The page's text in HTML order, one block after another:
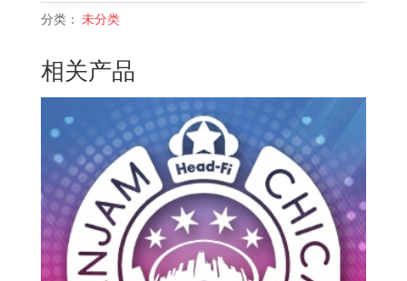
Sunday,
8
数
量
分类： 未分类
相关产品